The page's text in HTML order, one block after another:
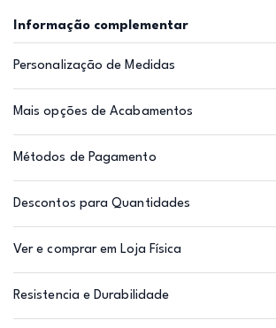
Informação complementar
Personalização de Medidas
Mais opções de Acabamentos
Métodos de Pagamento
Descontos para Quantidades
Ver e comprar em Loja Física
Resistencia e Durabilidade